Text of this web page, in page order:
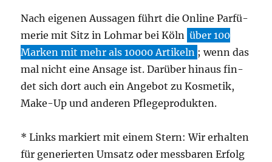
Nach eige­nen Aus­sa­gen führt die Online Par­fü­
me­rie mit Sitz in Loh­mar bei Köln über 100
Mar­ken mit mehr als 10000 Arti­keln ; wenn das
mal nicht eine Ansa­ge ist. Dar­über hin­aus fin­
det sich dort auch ein Ange­bot zu Kos­me­tik,
Make-Up und ande­ren Pflegeprodukten.
* Links mar­kiert mit einem Stern: Wir erhal­ten
für gene­rier­ten Umsatz oder mess­ba­ren Erfolg